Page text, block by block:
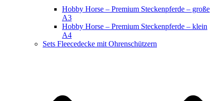
Hobby Horse – Premium Steckenpferde – große
A3
Hobby Horse – Premium Steckenpferde – klein
A4
Sets Fleecedecke mit Ohrenschützern